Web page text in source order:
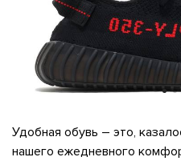
Удобная обувь – это,
нашего ежедневного